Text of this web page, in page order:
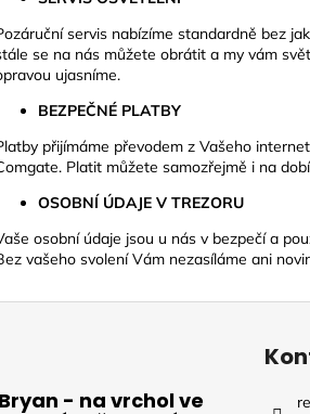
servis nabízíme standardně bez
se na nás můžete obrátit a my vám
ujasníme.
BEZPEČNÉ PLATBY
přijímáme převodem z Vašeho
Platit můžete samozřejmě i na
OSOBNÍ ÚDAJE V TREZORU
osobní údaje jsou u nás v bezpečí a
vašeho svolení Vám nezasíláme ani
- na vrchol ve